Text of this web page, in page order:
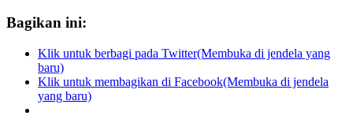
Bagikan ini:
Klik untuk berbagi pada Twitter(Membuka di jendela yang
baru)
Klik untuk membagikan di Facebook(Membuka di jendela
yang baru)